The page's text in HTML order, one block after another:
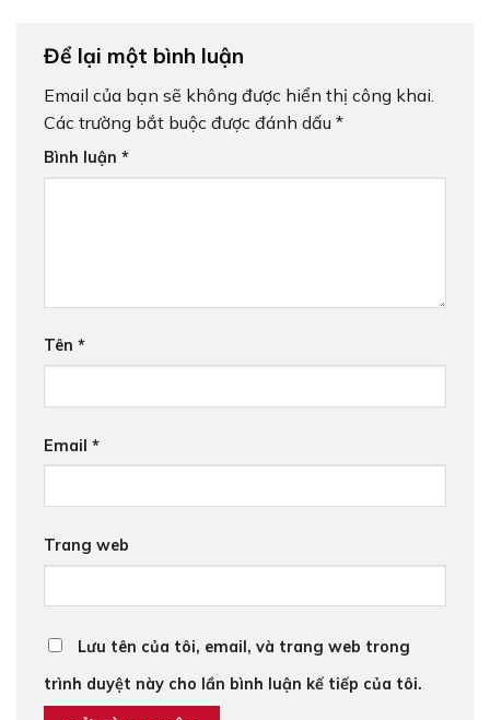
Để lại một bình luận
Email của bạn sẽ không được hiển thị công khai.
Các trường bắt buộc được đánh dấu *
Bình luận *
Tên *
Email *
Trang web
Lưu tên của tôi, email, và trang web trong
trình duyệt này cho lần bình luận kế tiếp của tôi.